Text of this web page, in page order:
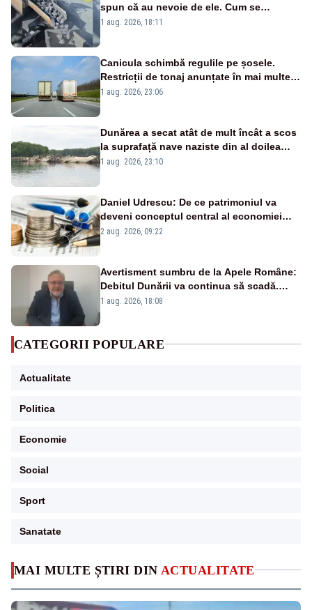
MAI MULTE ȘTIRI DIN ACTUALITATE
spun că au nevoie de ele. Cum se
pasează vina în plină criză energetică
1 aug. 2026, 18:11
Canicula schimbă regulile pe șosele.
Restricții de tonaj anunțate în mai multe
județe
1 aug. 2026, 23:06
Dunărea a secat atât de mult încât a scos
la suprafață nave naziste din al doilea
război mondial
1 aug. 2026, 23:10
Daniel Udrescu: De ce patrimoniul va
deveni conceptul central al economiei
viitoare?
2 aug. 2026, 09:22
Avertisment sumbru de la Apele Române:
Debitul Dunării va continua să scadă.
Cernavodă s-ar putea închide în 4 zile
1 aug. 2026, 18:08
CATEGORII POPULARE
Actualitate
Politica
Economie
Social
Sport
Sanatate